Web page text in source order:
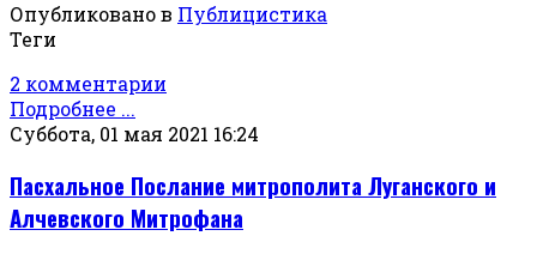
Опубликовано в Публицистика
Теги
2 комментарии
Подробнее ...
Суббота, 01 мая 2021 16:24
Пасхальное Послание митрополита Луганского и
Алчевского Митрофана